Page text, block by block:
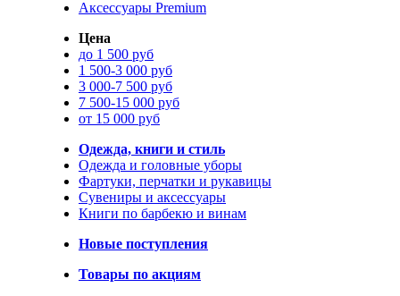
Аксессуары Premium
Цена
до 1 500 руб
1 500-3 000 руб
3 000-7 500 руб
7 500-15 000 руб
от 15 000 руб
Одежда, книги и стиль
Одежда и головные уборы
Фартуки, перчатки и рукавицы
Сувениры и аксессуары
Книги по барбекю и винам
Новые поступления
Товары по акциям